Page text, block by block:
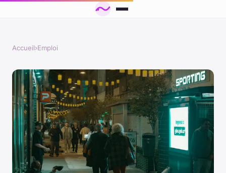
Accueil›Emploi